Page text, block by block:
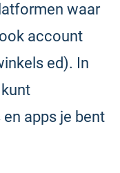
waar
account
ed). In
apps je bent